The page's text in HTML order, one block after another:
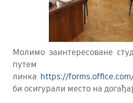
Молимо заинтересоване
путем
линка https://
би осигурали место на